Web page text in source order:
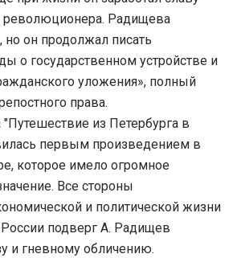
революционера. Радищева
но он продолжал писать
о государственном устройстве и
уложения», полный
права.
"Путешествие из Петербурга в
первым произведением в
которое имело огромное
Все стороны
и политической жизни
подверг А. Радищев
и гневному обличению.